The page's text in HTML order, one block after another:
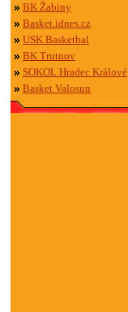
BK Žabiny
Basket.idnes.cz
USK Basketbal
BK Trutnov
SOKOL Hradec Králové
Basket Valosun